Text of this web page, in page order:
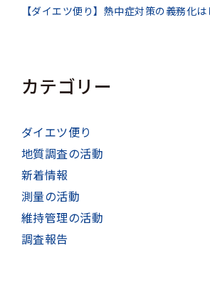
【ダイエツ便り】熱中症対策の義務化は
カテゴリー
ダイエツ便り
地質調査の活動
新着情報
測量の活動
維持管理の活動
調査報告